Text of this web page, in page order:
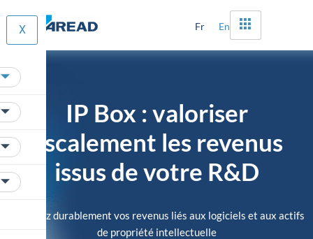
Fr En
X
IP Box : valoriser
fiscalement les revenus
issus de votre R&D
Valorisez durablement vos revenus liés aux logiciels et aux actifs
de propriété intellectuelle